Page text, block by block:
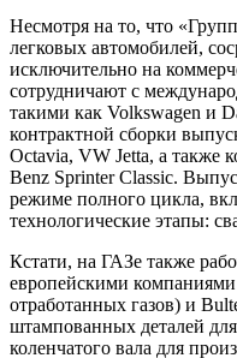
Несмотря на то, что
легковых автомобилей,
исключительно на
сотрудничают с
такими как Volkswagen и
контрактной сборки
Octavia, VW Jetta, а также
Benz Sprinter Classic.
режиме полного цикла,
технологические этапы:
Кстати, на ГАЗе также
европейскими
отработанных газов) и
штампованных деталей
коленчатого вала для